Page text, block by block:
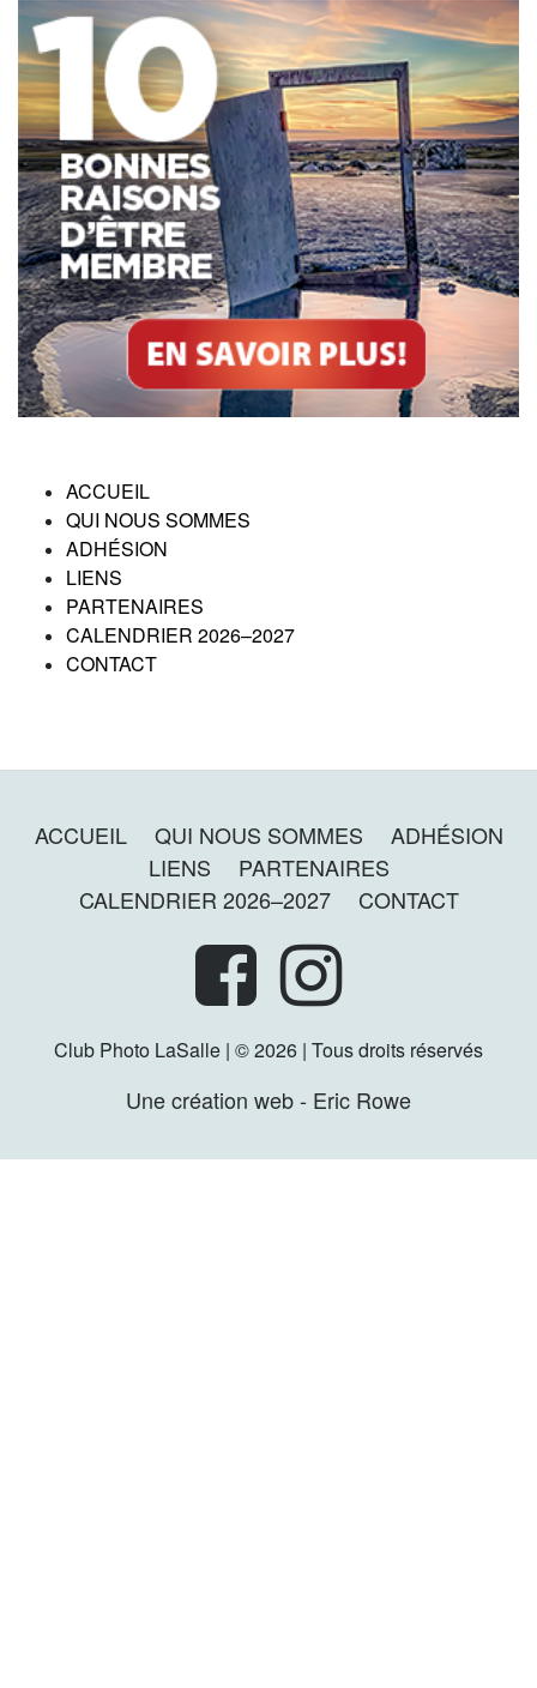
ACCUEIL
QUI NOUS SOMMES
ADHÉSION
LIENS
PARTENAIRES
CALENDRIER 2026–2027
CONTACT
ACCUEIL QUI NOUS SOMMES
ADHÉSION
LIENS
PARTENAIRES
CALENDRIER 2026–2027
CONTACT
Club Photo LaSalle | © 2026 | Tous droits réservés
Une création web - Eric Rowe